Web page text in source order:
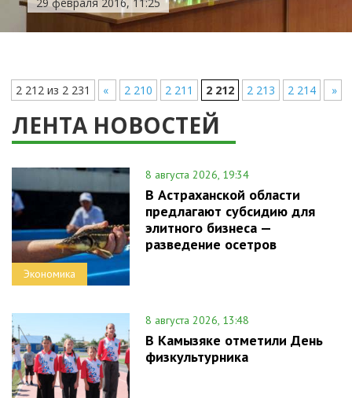
2 212 из 2 231 « 2 210 2 211 2 212 2 213 2 214 »
ЛЕНТА НОВОСТЕЙ
Экономика
8 августа 2026, 19:34
В Астраханской области
предлагают субсидию для
элитного бизнеса —
разведение осетров
8 августа 2026, 13:48
В Камызяке отметили День
физкультурника